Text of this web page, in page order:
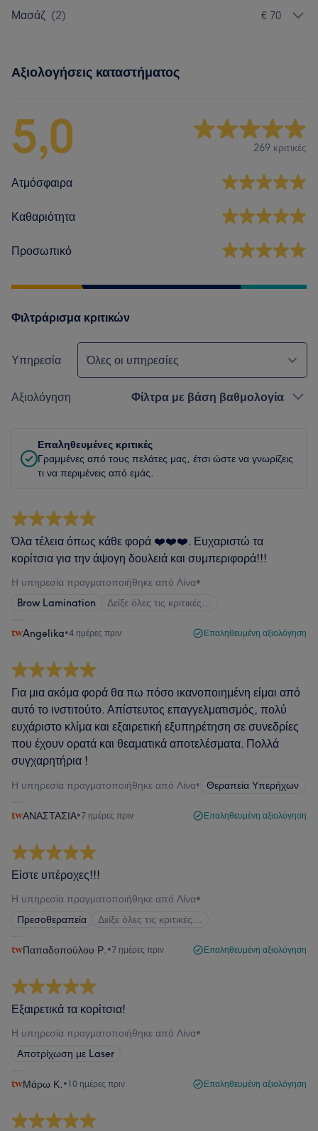
Μασάζ (2) € 70
Αξιολογήσεις καταστήματος
5,0 269 κριτικές
Ατμόσφαιρα
Καθαριότητα
Προσωπικό
Φιλτράρισμα κριτικών
Υπηρεσία Όλες οι υπηρεσίες
Αξιολόγηση Φίλτρα με βάση βαθμολογία
Επαληθευμένες κριτικές
Γραμμένες από τους πελάτες μας, έτσι ώστε να γνωρίζεις
τι να περιμένεις από εμάς.
Όλα τέλεια όπως κάθε φορά ❤️❤️❤️. Ευχαριστώ τα
κορίτσια για την άψογη δουλειά και συμπεριφορά!!!
Η υπηρεσία πραγματοποιήθηκε από Λίνα•
Brow Lamination
Δείξε όλες τις κριτικές…
Angelika•4 ημέρες πριν Επαληθευμένη αξιολόγηση
Για μια ακόμα φορά θα πω πόσο ικανοποιημένη είμαι από
αυτό το ινστιτούτο. Απίστευτος επαγγελματισμός, πολύ
ευχάριστο κλίμα και εξαιρετική εξυπηρέτηση σε συνεδρίες
που έχουν ορατά και θεαματικά αποτελέσματα. Πολλά
συγχαρητήρια !
Η υπηρεσία πραγματοποιήθηκε από Λίνα• Θεραπεία Υπερήχων
ΑΝΑΣΤΑΣΙΑ•7 ημέρες πριν Επαληθευμένη αξιολόγηση
Είστε υπέροχες!!!
Η υπηρεσία πραγματοποιήθηκε από Λίνα•
Πρεσοθεραπεία
Δείξε όλες τις κριτικές…
Παπαδοπούλου Ρ. •7 ημέρες πριν Επαληθευμένη αξιολόγηση
Εξαιρετικά τα κορίτσια!
Η υπηρεσία πραγματοποιήθηκε από Λίνα•
Αποτρίχωση με Laser
Μάρω Κ. •10 ημέρες πριν Επαληθευμένη αξιολόγηση